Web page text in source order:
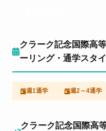
クラーク記念国際高
ーリング・通学スタ
週1通学 週2～4通学
クラーク記念国際高